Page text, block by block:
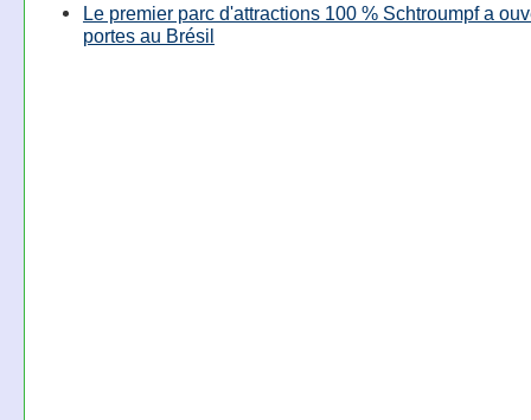
Le premier parc d'attractions 100 % Schtroumpf a
portes au Brésil